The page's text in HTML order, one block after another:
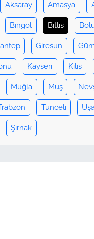
Aksaray Amasya
Bingöl Bitlis
Giresun
Kayseri Kilis
Muğla Muş
Tunceli
Şırnak